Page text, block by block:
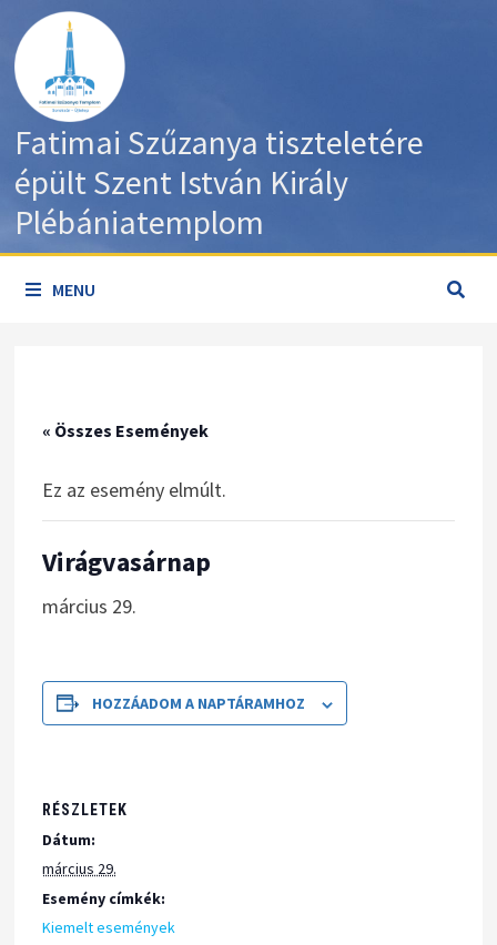
content
Fatimai Szűzanya tiszteletére
épült Szent István Király
Plébániatemplom
MENU
« Összes Események
Ez az esemény elmúlt.
Virágvasárnap
március 29.
HOZZÁADOM A NAPTÁRAMHOZ
RÉSZLETEK
Dátum:
március 29.
Esemény címkék:
Kiemelt események